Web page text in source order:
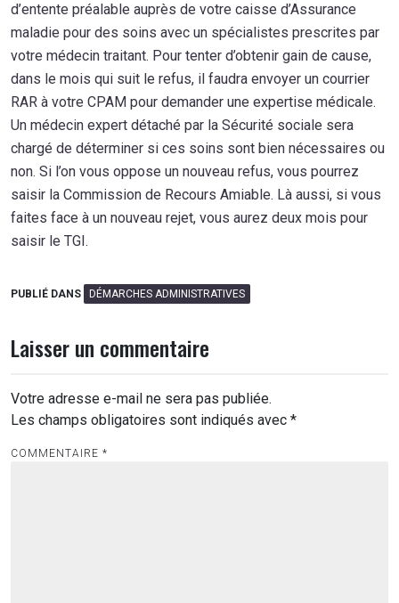
d’entente préalable auprès de votre caisse d’Assurance
maladie pour des soins avec un spécialistes prescrites par
votre médecin traitant. Pour tenter d’obtenir gain de cause,
dans le mois qui suit le refus, il faudra envoyer un courrier
RAR à votre CPAM pour demander une expertise médicale.
Un médecin expert détaché par la Sécurité sociale sera
chargé de déterminer si ces soins sont bien nécessaires ou
non. Si l’on vous oppose un nouveau refus, vous pourrez
saisir la Commission de Recours Amiable. Là aussi, si vous
faites face à un nouveau rejet, vous aurez deux mois pour
saisir le TGI.
PUBLIÉ DANS DÉMARCHES ADMINISTRATIVES
Laisser un commentaire
Votre adresse e-mail ne sera pas publiée.
Les champs obligatoires sont indiqués avec *
COMMENTAIRE *